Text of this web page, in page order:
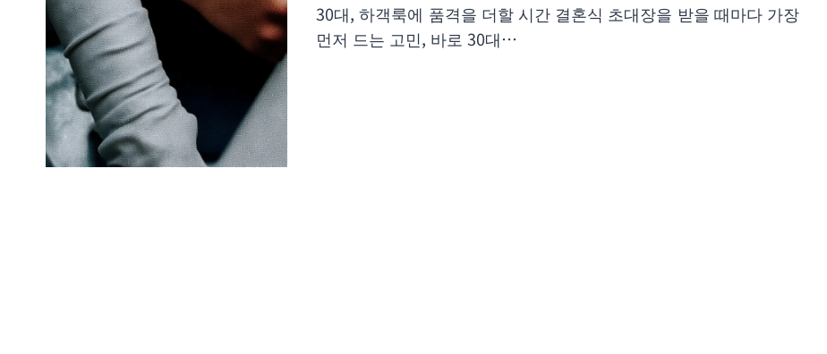
30대, 하객룩에 품격을 더할 시간 결혼식 초대장을 받을 때마다 가장
먼저 드는 고민, 바로 30대…